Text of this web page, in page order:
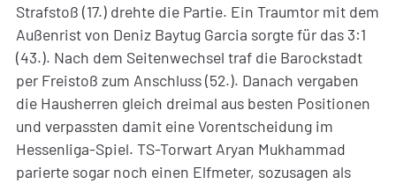
Strafstoß (17.) drehte die Partie. Ein Traumtor mit dem
Außenrist von Deniz Baytug Garcia sorgte für das 3:1
(43.). Nach dem Seitenwechsel traf die Barockstadt
per Freistoß zum Anschluss (52.). Danach vergaben
die Hausherren gleich dreimal aus besten Positionen
und verpassten damit eine Vorentscheidung im
Hessenliga-Spiel. TS-Torwart Aryan Mukhammad
parierte sogar noch einen Elfmeter, sozusagen als